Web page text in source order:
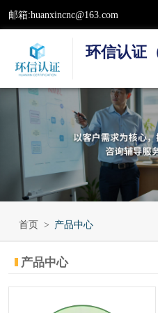
邮箱:huanxincnc@163.com
环信认证
首页 > 产品中心
产品中心
可持续发展
农产及食品行业
ISO 标准
日化行业